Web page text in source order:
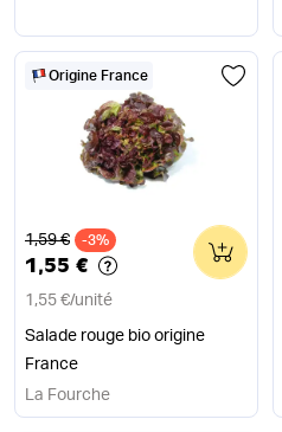
Origine France
Ancien prix
1,59 € -3%
1,55 €
1,55 €/unité
Salade rouge bio origine
France
0
La Fourche